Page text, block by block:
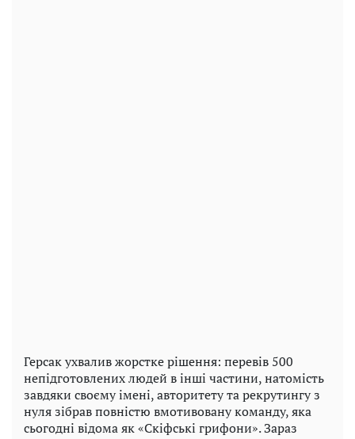
Герсак ухвалив жорстке рішення: перевів 500
непідготовлених людей в інші частини, натомість
завдяки своєму імені, авторитету та рекрутингу з
нуля зібрав повністю вмотивовану команду, яка
сьогодні відома як «Скіфські грифони». Зараз